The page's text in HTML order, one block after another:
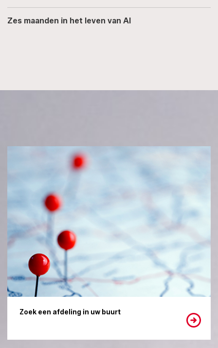
Zes maanden in het leven van AI
Zoek een afdeling in uw buurt